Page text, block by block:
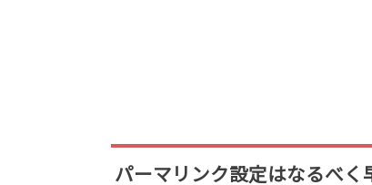
パーマリンク設定はなるべく